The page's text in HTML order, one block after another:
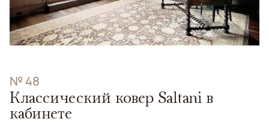
№ 48
Классический ковер Saltani в
кабинете